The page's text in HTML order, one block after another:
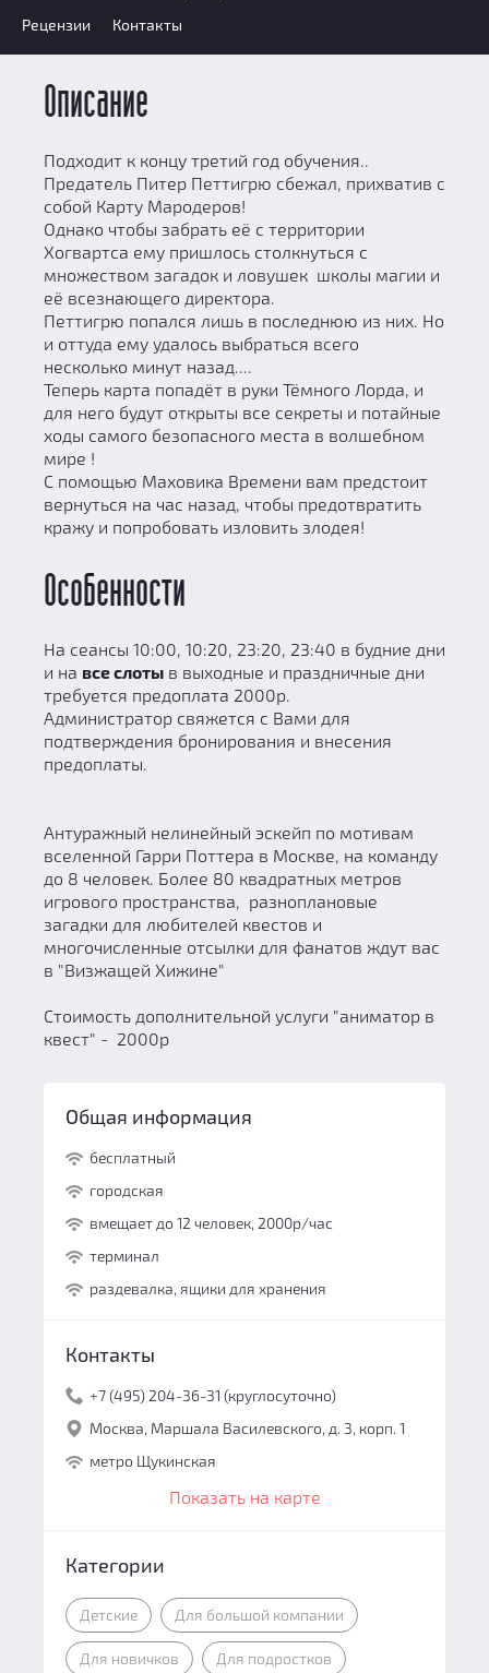
Рецензии Контакты
Описание
Подходит к концу третий год обучения..
Предатель Питер Петтигрю сбежал, прихватив с
собой Карту Мародеров!
Однако чтобы забрать её с территории
Хогвартса ему пришлось столкнуться с
множеством загадок и ловушек школы магии и
её всезнающего директора.
Петтигрю попался лишь в последнюю из них. Но
и оттуда ему удалось выбраться всего
несколько минут назад....
Теперь карта попадёт в руки Тёмного Лорда, и
для него будут открыты все секреты и потайные
ходы самого безопасного места в волшебном
мире !
С помощью Маховика Времени вам предстоит
вернуться на час назад, чтобы предотвратить
кражу и попробовать изловить злодея!
Особенности
На сеансы 10:00, 10:20, 23:20, 23:40 в будние дни
и на все слоты в выходные и праздничные дни
требуется предоплата 2000р.
Администратор свяжется с Вами для
подтверждения бронирования и внесения
предоплаты.
Антуражный нелинейный эскейп по мотивам
вселенной Гарри Поттера в Москве, на команду
до 8 человек. Более 80 квадратных метров
игрового пространства, разноплановые
загадки для любителей квестов и
многочисленные отсылки для фанатов ждут вас
в "Визжащей Хижине"
Стоимость дополнительной услуги "аниматор в
квест" - 2000р
Общая информация
бесплатный
городская
вмещает до 12 человек, 2000р/час
терминал
раздевалка, ящики для хранения
Контакты
+7 (495) 204-36-31 (круглосуточно)
Москва, Маршала Василевского, д. 3, корп. 1
метро Щукинская
Показать на карте
Категории
Детские Для большой компании
Для новичков Для подростков